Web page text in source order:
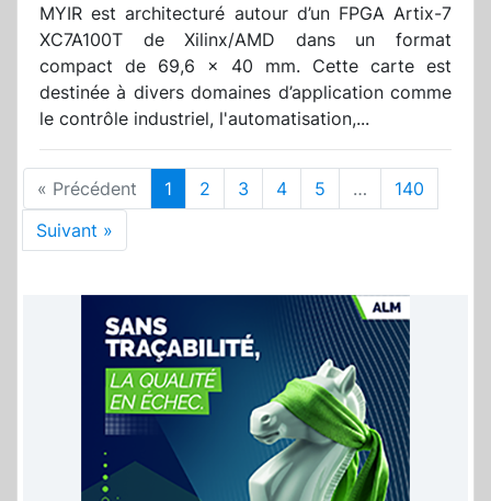
MYIR est architecturé autour d’un FPGA Artix-7
XC7A100T de Xilinx/AMD dans un format
compact de 69,6 x 40 mm. Cette carte est
destinée à divers domaines d’application comme
le contrôle industriel, l'automatisation,...
« Précédent 1 2 3 4 5 …
140
Suivant »